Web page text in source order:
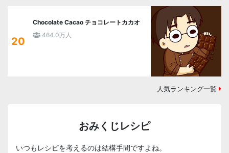
20
Chocolate Cacao チョコレートカカオ
464.0万人
人気ランキング一覧
おみくじレシピ
いつもレシピを考えるのは結構手間ですよね。